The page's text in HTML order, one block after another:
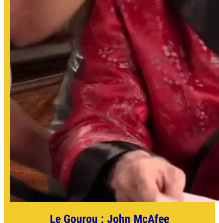
Le Gourou : John McAfee